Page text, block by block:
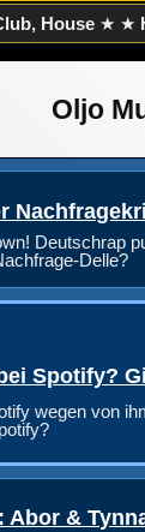
House★ ★
Oljo
Deutschrap
Delle?
Spotify?
wegen von
Abor &